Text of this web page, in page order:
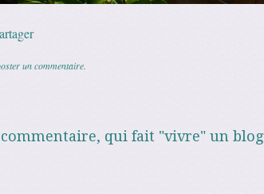
un commentaire
qui fait "vivre" un blog